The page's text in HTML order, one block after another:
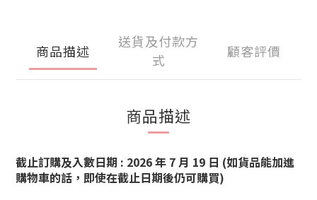
商品描述
送貨及付款方
式
顧客評價
商品描述
截止訂購及入數日期 : 2026 年 7 月 19 日 (如貨品能加進
購物車的話，即使在截止日期後仍可購買)